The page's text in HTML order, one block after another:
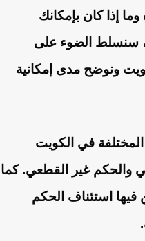
إذا كان بإمكانك
سنسلط الضوء على
ونوضح مدى إمكانية
المختلفة في الكويت
والحكم غير القطعي. كما
استئناف الحكم